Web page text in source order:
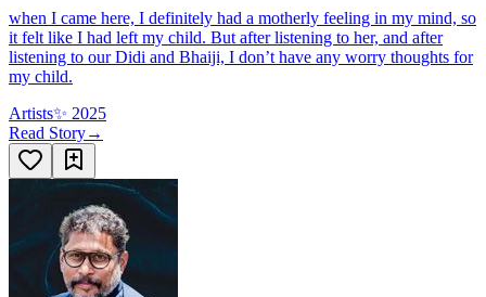
when I came here, I definitely had a motherly feeling in my mind, so
it felt like I had left my child. But after listening to her, and after
listening to our Didi and Bhaiji, I don’t have any worry thoughts for
my child.
Artists✨ 2025
Read Story→